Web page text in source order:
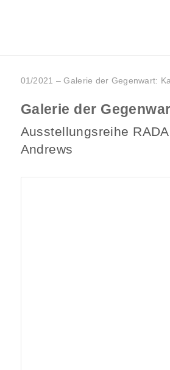
01/2021 – Galerie der Gegenwart:
Galerie der
Ausstellungsreihe
Andrews